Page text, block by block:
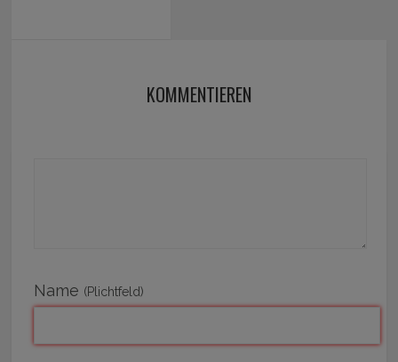
KOMMENTIEREN
Name (Plichtfeld)